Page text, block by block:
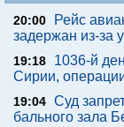
20:00
Рейс
задержан из-за
19:18
1036-й
Сирии,
19:04 Суд
бального зала